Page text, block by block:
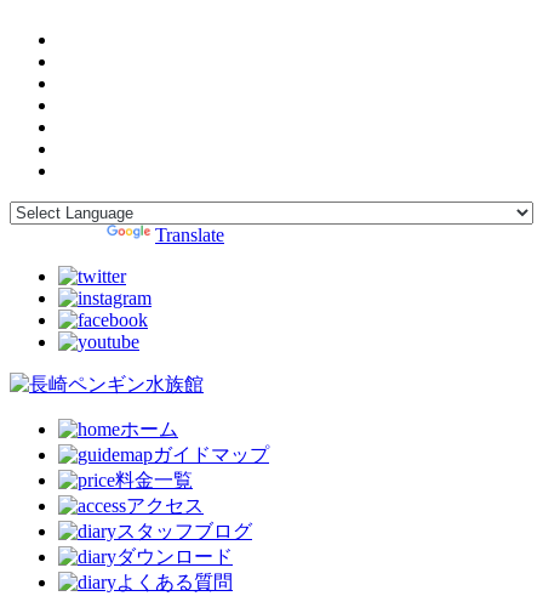
Translate
ホーム
ガイドマップ
料金一覧
アクセス
スタッフブログ
ダウンロード
よくある質問